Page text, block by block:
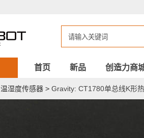
首页 新品 创造力商
温湿度传感器 > Gravity: CT1780单总线K形